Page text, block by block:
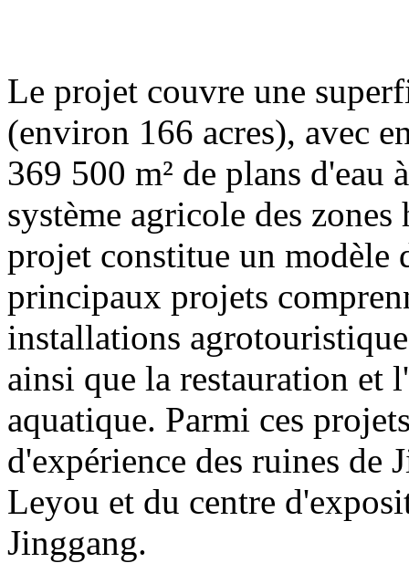
Le projet couvre une
(environ 166 acres), avec
369 500 m² de plans d'eau
système agricole des
projet constitue un modèle
principaux projets
installations
ainsi que la restauration et
aquatique. Parmi ces
d'expérience des ruines de
Leyou et du centre
Jinggang.